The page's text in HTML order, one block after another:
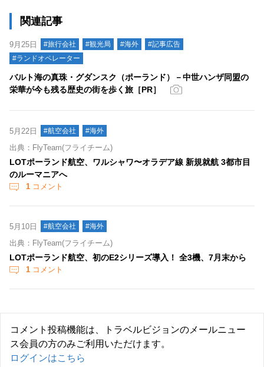
関連記事
9月25日 #旅行会社 #観光局 #海外
#記事広告
#ランドオペレーター
バルト海の真珠・グダンスク（ポーランド）－中世ハンザ同盟の
栄華が今も残る歴史の街を歩く旅［PR］
5月22日 #航空会社 #海外
出典：FlyTeam(フライチーム)
LOTポーランド航空、ワルシャワ〜オラデア線 新規就航 3都市目
のルーマニアへ
1 コメント
5月10日 #航空会社 #海外
出典：FlyTeam(フライチーム)
LOTポーランド航空、初のE2シリーズ導入！ 全3機、7月末から
1 コメント
コメント投稿機能は、トラベルビジョンのメールニュー
ス会員の方のみご利用いただけます。
ログインはこちら